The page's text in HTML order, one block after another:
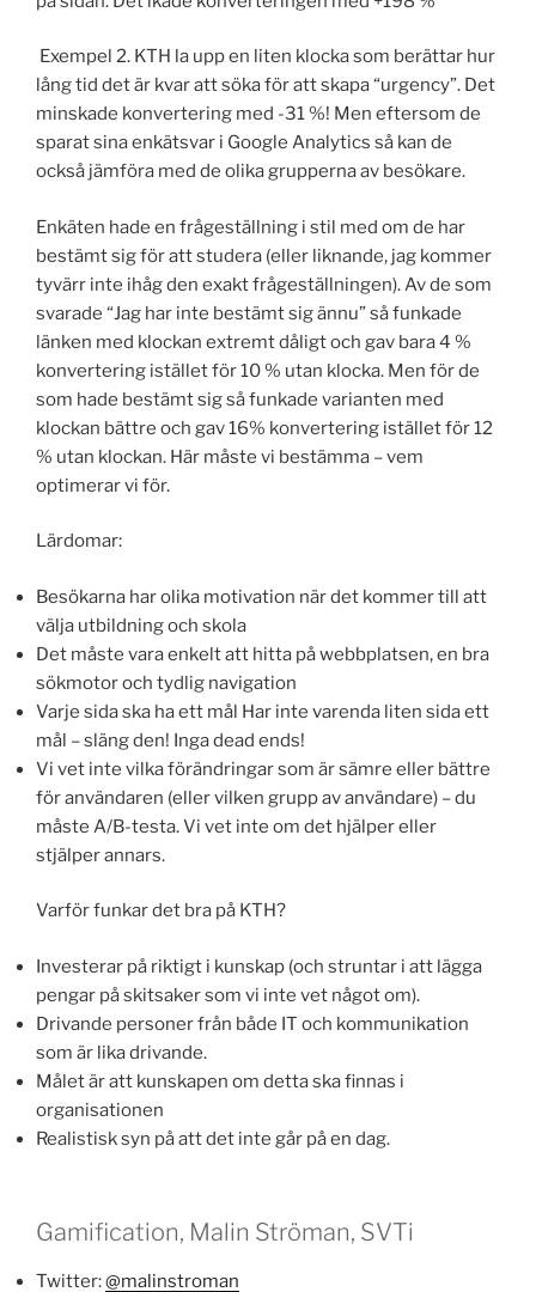
Exempel 2. KTH la upp en liten klocka som berättar hur
lång tid det är kvar att söka för att skapa “urgency”. Det
minskade konvertering med -31 %! Men eftersom de
sparat sina enkätsvar i Google Analytics så kan de
också jämföra med de olika grupperna av besökare.
Enkäten hade en frågeställning i stil med om de har
bestämt sig för att studera (eller liknande, jag kommer
tyvärr inte ihåg den exakt frågeställningen). Av de som
svarade “Jag har inte bestämt sig ännu” så funkade
länken med klockan extremt dåligt och gav bara 4 %
konvertering istället för 10 % utan klocka. Men för de
som hade bestämt sig så funkade varianten med
klockan bättre och gav 16% konvertering istället för 12
% utan klockan. Här måste vi bestämma – vem
optimerar vi för.
Lärdomar:
Besökarna har olika motivation när det kommer till att
välja utbildning och skola
Det måste vara enkelt att hitta på webbplatsen, en bra
sökmotor och tydlig navigation
Varje sida ska ha ett mål Har inte varenda liten sida ett
mål – släng den! Inga dead ends!
Vi vet inte vilka förändringar som är sämre eller bättre
för användaren (eller vilken grupp av användare) – du
måste A/B-testa. Vi vet inte om det hjälper eller
stjälper annars.
Varför funkar det bra på KTH?
Investerar på riktigt i kunskap (och struntar i att lägga
pengar på skitsaker som vi inte vet något om).
Drivande personer från både IT och kommunikation
som är lika drivande.
Målet är att kunskapen om detta ska finnas i
organisationen
Realistisk syn på att det inte går på en dag.
Gamification, Malin Ströman, SVTi
Twitter:@malinstroman